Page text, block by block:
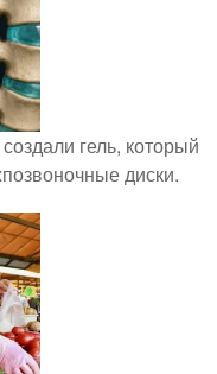
гель, который
диски.